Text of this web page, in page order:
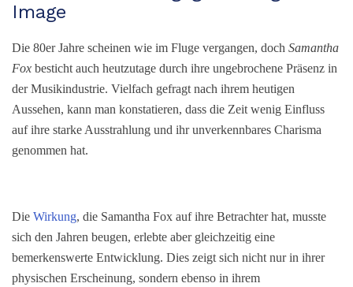
Image
Die 80er Jahre scheinen wie im Fluge vergangen, doch Samantha
Fox besticht auch heutzutage durch ihre ungebrochene Präsenz in
der Musikindustrie. Vielfach gefragt nach ihrem heutigen
Aussehen, kann man konstatieren, dass die Zeit wenig Einfluss
auf ihre starke Ausstrahlung und ihr unverkennbares Charisma
genommen hat.
Die Wirkung, die Samantha Fox auf ihre Betrachter hat, musste
sich den Jahren beugen, erlebte aber gleichzeitig eine
bemerkenswerte Entwicklung. Dies zeigt sich nicht nur in ihrer
physischen Erscheinung, sondern ebenso in ihrem